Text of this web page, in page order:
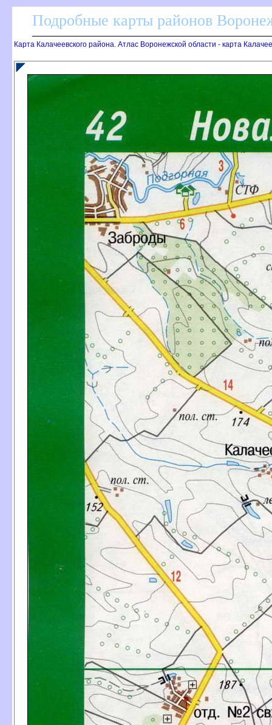
Подробные карты районов
Карта Калачеевского района. Атлас Воронежской области - карта